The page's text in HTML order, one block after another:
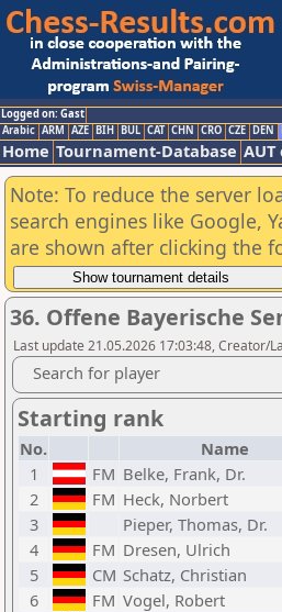
Logged on: Gast
Arabic ARM AZE BIH BUL CAT CHN CRO CZE DEN
Home Tournament-Database
Note: To reduce the server
search engines like Google,
are shown after clicking the
36. Offene Bayerische
Last update 21.05.2026 17:03:48, Creator/
Search for player
Starting rank
No. Name
1
FM Belke, Frank, Dr.
2
FM Heck, Norbert
3
Pieper, Thomas, Dr.
4
FM Dresen, Ulrich
5
CM Schatz, Christian
6
FM Vogel, Robert